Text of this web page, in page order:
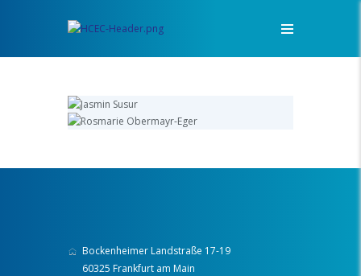
Bockenheimer Landstraße 17-19
60325 Frankfurt am Main